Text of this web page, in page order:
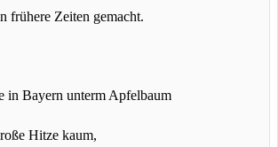
frühere Zeiten gemacht.
in Bayern unterm Apfelbaum
Hitze kaum,